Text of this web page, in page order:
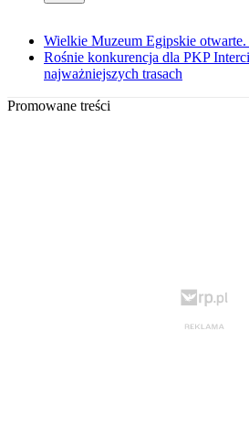
Wielkie Muzeum Egipskie otwarte.
Rośnie konkurencja dla PKP
najważniejszych trasach
Promowane treści